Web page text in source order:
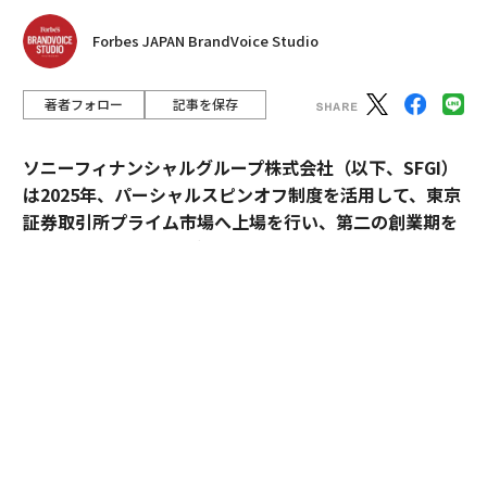
Forbes JAPAN BrandVoice Studio
著者フォロー 記事を保存
ソニーフィナンシャルグループ株式会社（以下、SFGI）
は2025年、パーシャルスピンオフ制度を活用して、東京
証券取引所プライム市場へ上場を行い、第二の創業期を